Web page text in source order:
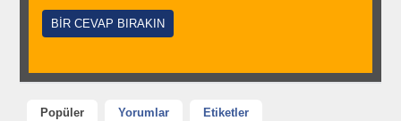
Popüler Yorumlar Etiketler